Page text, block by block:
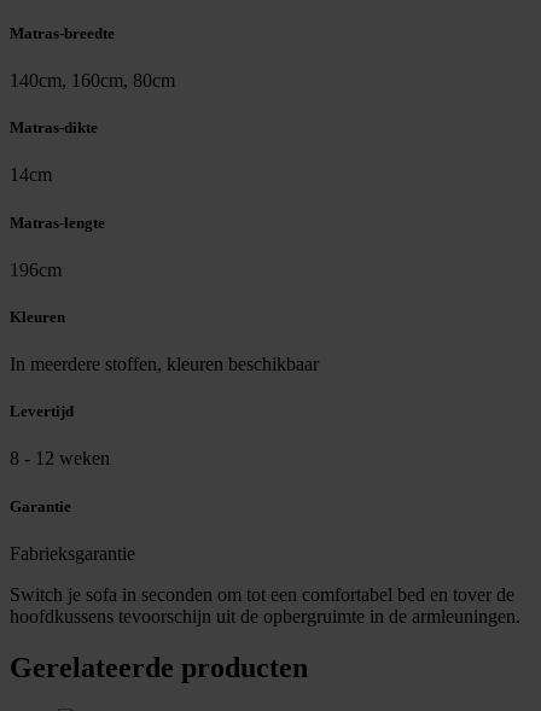
Matras-breedte
140cm, 160cm, 80cm
Matras-dikte
14cm
Matras-lengte
196cm
Kleuren
In meerdere stoffen, kleuren beschikbaar
Levertijd
8 - 12 weken
Garantie
Fabrieksgarantie
Switch je sofa in seconden om tot een comfortabel bed en tover de
hoofdkussens tevoorschijn uit de opbergruimte in de armleuningen.
Gerelateerde producten